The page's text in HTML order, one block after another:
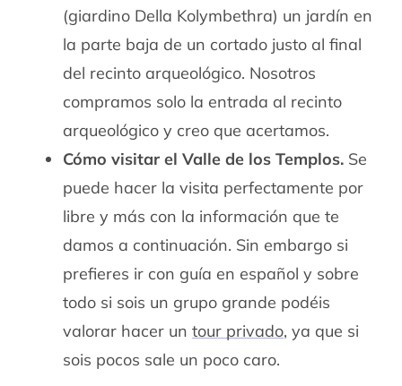
(giardino Della Kolymbethra) un jardín en
la parte baja de un cortado justo al final
del recinto arqueológico. Nosotros
compramos solo la entrada al recinto
arqueológico y creo que acertamos.
Cómo visitar el Valle de los Templos.Se
puede hacer la visita perfectamente por
libre y más con la información que te
damos a continuación. Sin embargo si
prefieres ir con guía en español y sobre
todo si sois un grupo grande podéis
valorar hacer un tour privado, ya que si
sois pocos sale un poco caro.